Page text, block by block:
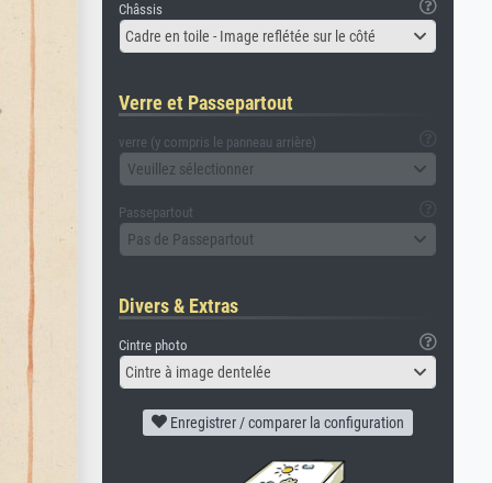
Châssis
Cadre en toile - Image reflétée sur le côté
Verre et Passepartout
verre (y compris le panneau arrière)
Veuillez sélectionner
Passepartout
Pas de Passepartout
Divers & Extras
Cintre photo
Cintre à image dentelée
Enregistrer / comparer la configuration